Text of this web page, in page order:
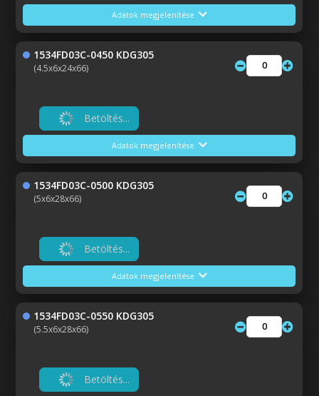
Adatok megjelenítése
1534FD03C-0450 KDG305
(4.5x6x24x66)
Betöltés...
Adatok megjelenítése
1534FD03C-0500 KDG305
(5x6x28x66)
Betöltés...
Adatok megjelenítése
1534FD03C-0550 KDG305
(5.5x6x28x66)
Betöltés...